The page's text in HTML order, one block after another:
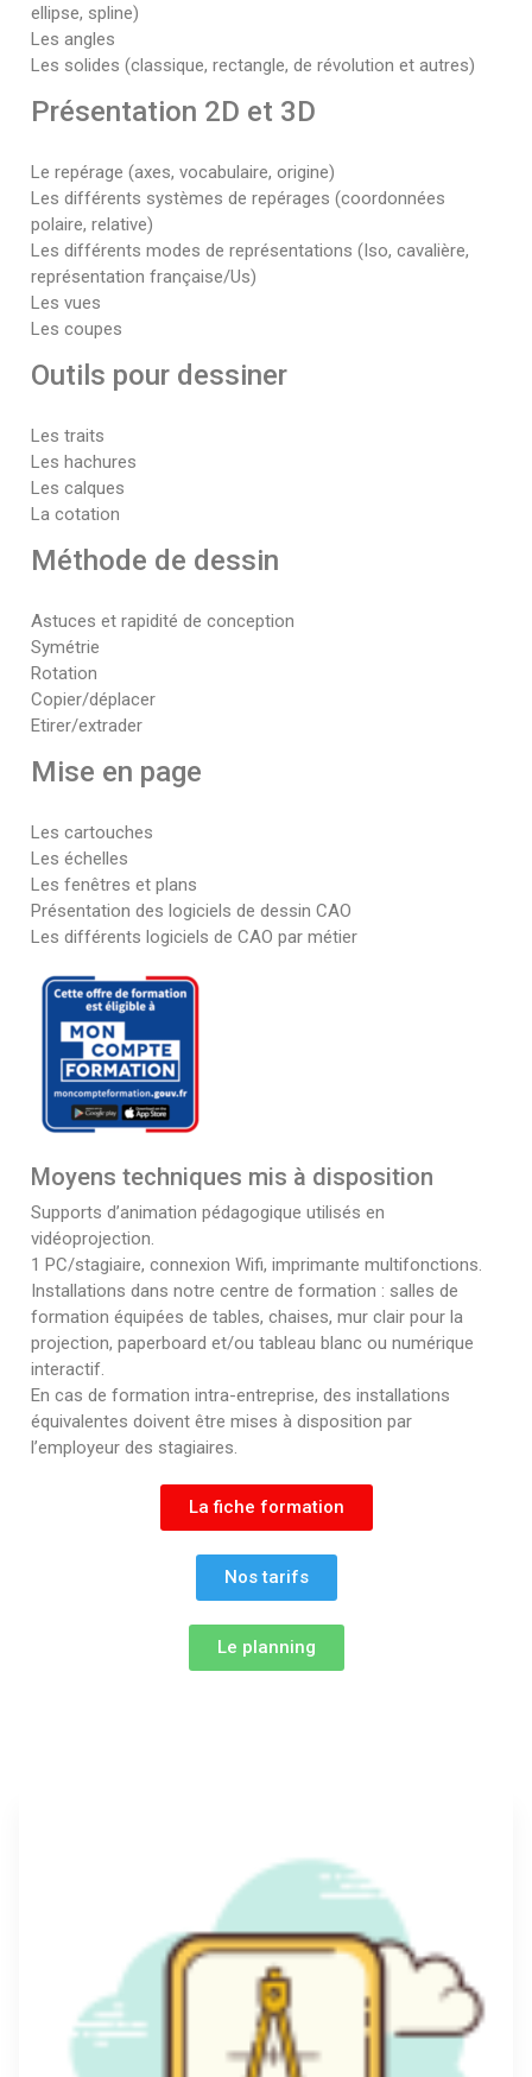
ellipse, spline)
Les angles
Les solides (classique, rectangle, de révolution et autres)
Présentation 2D et 3D
Le repérage (axes, vocabulaire, origine)
Les différents systèmes de repérages (coordonnées
polaire, relative)
Les différents modes de représentations (Iso, cavalière,
représentation française/Us)
Les vues
Les coupes
Outils pour dessiner
Les traits
Les hachures
Les calques
La cotation
Méthode de dessin
Astuces et rapidité de conception
Symétrie
Rotation
Copier/déplacer
Etirer/extrader
Mise en page
Les cartouches
Les échelles
Les fenêtres et plans
Présentation des logiciels de dessin CAO
Les différents logiciels de CAO par métier
Moyens techniques mis à disposition
Supports d’animation pédagogique utilisés en
vidéoprojection.
1 PC/stagiaire, connexion Wifi, imprimante multifonctions.
Installations dans notre centre de formation : salles de
formation équipées de tables, chaises, mur clair pour la
projection, paperboard et/ou tableau blanc ou numérique
interactif.
En cas de formation intra-entreprise, des installations
équivalentes doivent être mises à disposition par
l’employeur des stagiaires.
La fiche formation
Nos tarifs
Le planning